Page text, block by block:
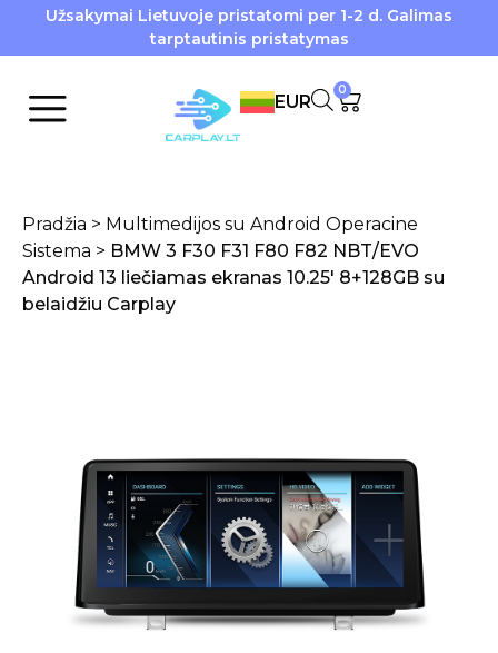
Užsakymai Lietuvoje pristatomi per 1-2 d. Galimas
tarptautinis pristatymas
EUR
0
Pradžia > Multimedijos su Android Operacine
Sistema > BMW 3 F30 F31 F80 F82 NBT/EVO
Android 13 liečiamas ekranas 10.25′ 8+128GB su
belaidžiu Carplay